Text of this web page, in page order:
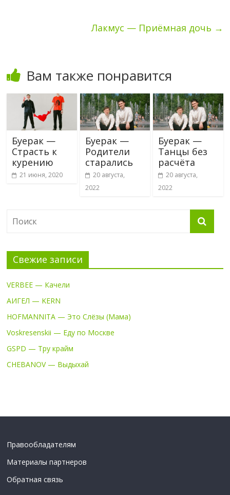
Лакмус — Приёмная дочь →
Вам также понравится
Буерак —
Страсть к
курению
21 июня, 2020
Буерак —
Родители
старались
20 августа,
2022
Буерак —
Танцы без
расчёта
20 августа,
2022
Свежие записи
VERBEE — Качели
АИГЕЛ — KERN
HOFMANNITA — Это Слёзы (Мама)
Voskresenskii — Еду по Москве
GSPD — Тру крайм
CHEBANOV — Выдыхай
Правообладателям
Материалы партнеров
Обратная связь